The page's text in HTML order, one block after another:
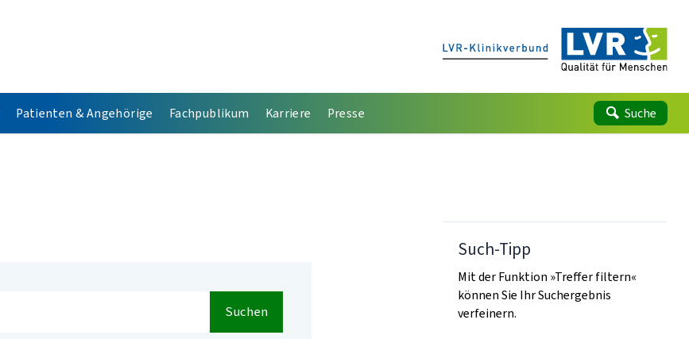
Patienten & Angehörige Fachpublikum Karriere Presse Suche
Suchen
Such-Tipp
Mit der Funktion »Treffer filtern«
können Sie Ihr Suchergebnis
verfeinern.